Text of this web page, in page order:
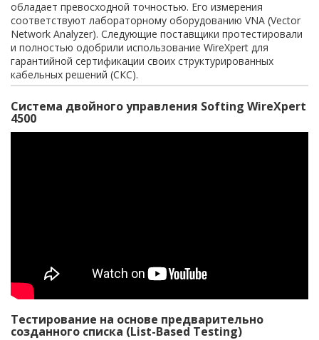
обладает превосходной точностью. Его измерения
соответствуют лабораторному оборудованию VNA (Vector
Network Analyzer). Следующие поставщики протестировали
и полностью одобрили использование WireXpert для
гарантийной сертификации своих структурированных
кабельных решений (СКС).
Система двойного управления Softing WireXpert
4500
Тестирование на основе предварительно
созданного списка (List-Based Testing)